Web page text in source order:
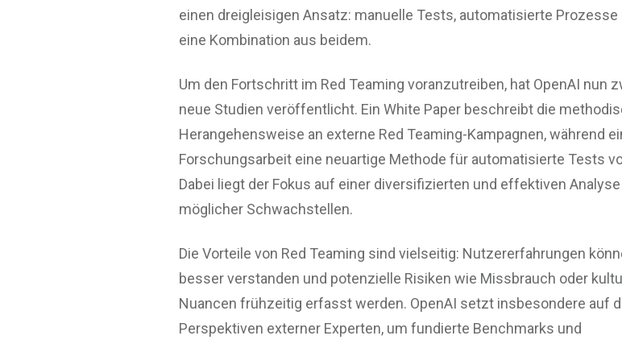
einen dreigleisigen Ansatz: manuelle Tests, automatisierte Prozesse
eine Kombination aus beidem.
Um den Fortschritt im Red Teaming voranzutreiben, hat OpenAI nun
neue Studien veröffentlicht. Ein White Paper beschreibt die
Herangehensweise an externe Red Teaming-Kampagnen, während
Forschungsarbeit eine neuartige Methode für automatisierte Tests
Dabei liegt der Fokus auf einer diversifizierten und effektiven Analyse
möglicher Schwachstellen.
Die Vorteile von Red Teaming sind vielseitig: Nutzererfahrungen
besser verstanden und potenzielle Risiken wie Missbrauch oder
Nuancen frühzeitig erfasst werden. OpenAI setzt insbesondere auf
Perspektiven externer Experten, um fundierte Benchmarks und